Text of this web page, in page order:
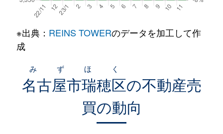
※出典： REINS TOWERのデータを加工して作
成
名古屋市瑞穂区
みずほく
の不動産売
買の動向